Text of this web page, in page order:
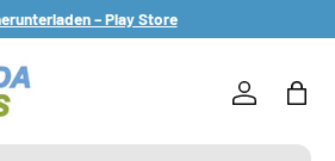
– Play Store
Einloggen